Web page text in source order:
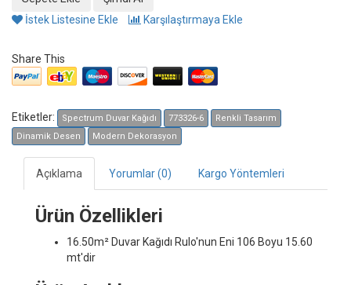
İstek Listesine Ekle Karşılaştırmaya Ekle
Share This
Etiketler: Spectrum Duvar Kağıdı 773326-6
Renkli Tasarım
Dinamik Desen
Modern Dekorasyon
Açıklama Yorumlar (0) Kargo Yöntemleri
Ürün Özellikleri
16.50m² Duvar Kağıdı Rulo'nun Eni 106 Boyu 15.60
mt'dir